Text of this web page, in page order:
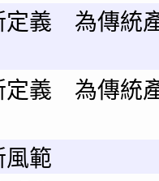
定義 為傳統
定義 為傳統
風範